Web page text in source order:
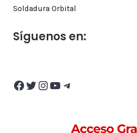
Soldadura Orbital
Síguenos en:
Facebook Twitter InstagramYouTube Telegram